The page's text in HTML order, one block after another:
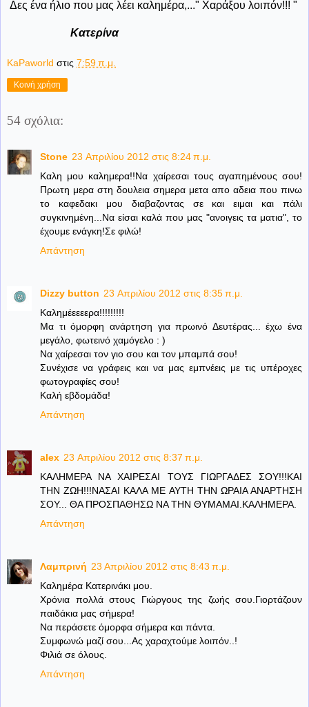
Δες ένα ήλιο που μας λέει καλημέρα,..." Χαράξου λοιπόν!!! "
Κατερίνα
KaPaworld στις 7:59 π.μ.
Κοινή χρήση
54 σχόλια:
Stone 23 Απριλίου 2012 στις 8:24 π.μ.
Καλη μου καλημερα!!Να χαίρεσαι τους αγαπημένους σου!
Πρωτη μερα στη δουλεια σημερα μετα απο αδεια που πινω
το καφεδακι μου διαβαζοντας σε και ειμαι και πάλι
συγκινημένη...Να είσαι καλά που μας "ανοιγεις τα ματια", το
έχουμε ενάγκη!Σε φιλώ!
Απάντηση
Dizzy button 23 Απριλίου 2012 στις 8:35 π.μ.
Καλημέεεεερα!!!!!!!!!
Μα τι όμορφη ανάρτηση για πρωινό Δευτέρας... έχω ένα
μεγάλο, φωτεινό χαμόγελο : )
Να χαίρεσαι τον γιο σου και τον μπαμπά σου!
Συνέχισε να γράφεις και να μας εμπνέεις με τις υπέροχες
φωτογραφίες σου!
Καλή εβδομάδα!
Απάντηση
alex 23 Απριλίου 2012 στις 8:37 π.μ.
ΚΑΛΗΜΕΡΑ ΝΑ ΧΑΙΡΕΣΑΙ ΤΟΥΣ ΓΙΩΡΓΑΔΕΣ ΣΟΥ!!!ΚΑΙ
ΤΗΝ ΖΩΗ!!!ΝΑΣΑΙ ΚΑΛΑ ΜΕ ΑΥΤΗ ΤΗΝ ΩΡΑΙΑ ΑΝΑΡΤΗΣΗ
ΣΟΥ... ΘΑ ΠΡΟΣΠΑΘΗΣΩ ΝΑ ΤΗΝ ΘΥΜΑΜΑΙ.ΚΑΛΗΜΕΡΑ.
Απάντηση
Λαμπρινή 23 Απριλίου 2012 στις 8:43 π.μ.
Καλημέρα Κατερινάκι μου.
Χρόνια πολλά στους Γιώργους της ζωής σου.Γιορτάζουν
παιδάκια μας σήμερα!
Να περάσετε όμορφα σήμερα και πάντα.
Συμφωνώ μαζί σου...Ας χαραχτούμε λοιπόν..!
Φιλιά σε όλους.
Απάντηση